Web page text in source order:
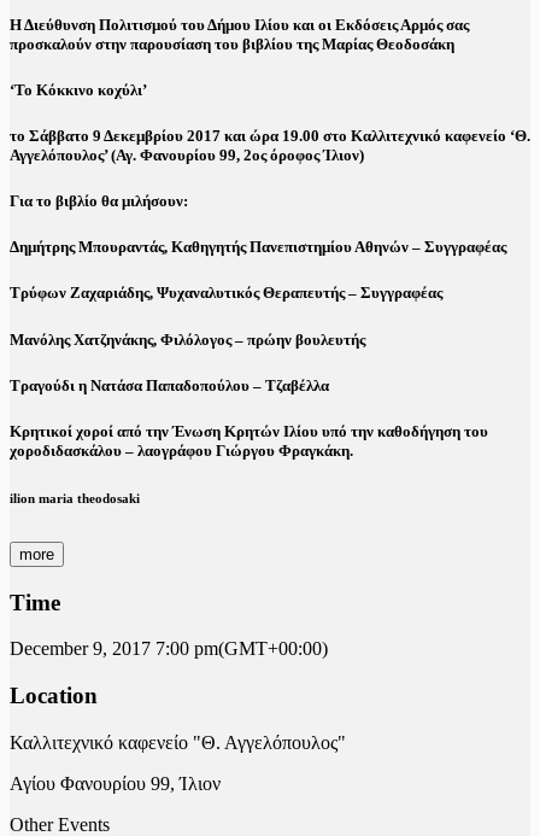
Η Διεύθυνση Πολιτισμού του Δήμου Ιλίου και οι Εκδόσεις Αρμός σας
προσκαλούν στην παρουσίαση του βιβλίου της Μαρίας Θεοδοσάκη
‘Το Κόκκινο κοχύλι’
το Σάββατο 9 Δεκεμβρίου 2017 και ώρα 19.00 στο Καλλιτεχνικό καφενείο ‘Θ.
Αγγελόπουλος’(Αγ. Φανουρίου 99, 2ος όροφος Ίλιον)
Για το βιβλίο θα μιλήσουν:
Δημήτρης Μπουραντάς, Καθηγητής Πανεπιστημίου Αθηνών – Συγγραφέας
Τρύφων Ζαχαριάδης, Ψυχαναλυτικός Θεραπευτής – Συγγραφέας
Μανόλης Χατζηνάκης, Φιλόλογος – πρώην βουλευτής
Τραγούδι η Νατάσα Παπαδοπούλου – Τζαβέλλα
Κρητικοί χοροί από την Ένωση Κρητών Ιλίου υπό την καθοδήγηση του
χοροδιδασκάλου – λαογράφου Γιώργου Φραγκάκη.
ilion maria theodosaki
more
Time
December 9, 2017 7:00 pm(GMT+00:00)
Location
Καλλιτεχνικό καφενείο "Θ. Αγγελόπουλος"
Αγίου Φανουρίου 99, Ίλιον
Other Events